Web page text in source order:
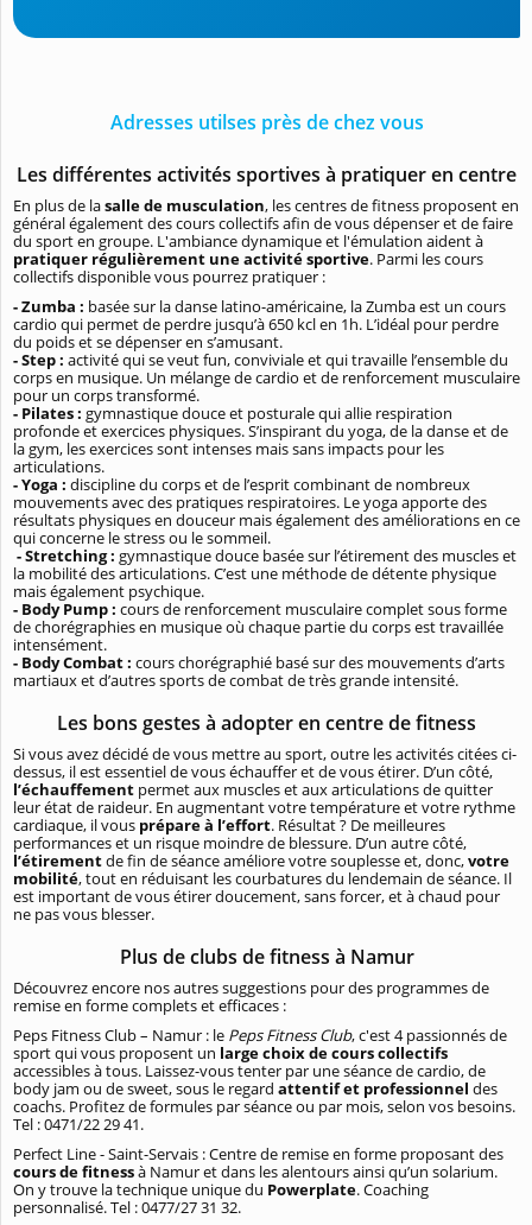
Adresses utilses près de chez vous
Les différentes activités sportives à pratiquer en centre
En plus de lasalle de musculation, les centres de fitness proposent en
général également des cours collectifs afin de vous dépenser et de faire
du sport en groupe. L'ambiance dynamique et l'émulation aident à
pratiquer régulièrement une activité sportive. Parmi les cours
collectifs disponible vous pourrez pratiquer :
- Zumba : basée sur la danse latino-américaine, la Zumba est un cours
cardio qui permet de perdre jusqu’à 650 kcl en 1h. L’idéal pour perdre
du poids et se dépenser en s’amusant.
- Step : activité qui se veut fun, conviviale et qui travaille l’ensemble du
corps en musique. Un mélange de cardio et de renforcement musculaire
pour un corps transformé.
- Pilates : gymnastique douce et posturale qui allie respiration
profonde et exercices physiques. S’inspirant du yoga, de la danse et de
la gym, les exercices sont intenses mais sans impacts pour les
articulations.
- Yoga : discipline du corps et de l’esprit combinant de nombreux
mouvements avec des pratiques respiratoires. Le yoga apporte des
résultats physiques en douceur mais également des améliorations en ce
qui concerne le stress ou le sommeil.
- Stretching : gymnastique douce basée sur l’étirement des muscles et
la mobilité des articulations. C’est une méthode de détente physique
mais également psychique.
- Body Pump : cours de renforcement musculaire complet sous forme
de chorégraphies en musique où chaque partie du corps est travaillée
intensément.
- Body Combat : cours chorégraphié basé sur des mouvements d’arts
martiaux et d’autres sports de combat de très grande intensité.
Les bons gestes à adopter en centre de fitness
Si vous avez décidé de vous mettre au sport, outre les activités citées ci-
dessus, il est essentiel de vous échauffer et de vous étirer. D’un côté,
l’échauffement permet aux muscles et aux articulations de quitter
leur état de raideur. En augmentant votre température et votre rythme
cardiaque, il vous prépare à l’effort. Résultat ? De meilleures
performances et un risque moindre de blessure. D’un autre côté,
l’étirementde fin de séance améliore votre souplesse et, donc,votre
mobilité, tout en réduisant les courbatures du lendemain de séance. Il
est important de vous étirer doucement, sans forcer, et à chaud pour
ne pas vous blesser.
Plus de clubs de fitness à Namur
Découvrez encore nos autres suggestions pour des programmes de
remise en forme complets et efficaces :
Peps Fitness Club – Namur : le Peps Fitness Club, c'est 4 passionnés de
sport qui vous proposent un large choix de cours collectifs
accessibles à tous. Laissez-vous tenter par une séance de cardio, de
body jam ou de sweet, sous le regard attentif et professionnel des
coachs. Profitez de formules par séance ou par mois, selon vos besoins.
Tel : 0471/22 29 41.
Perfect Line - Saint-Servais : Centre de remise en forme proposant des
cours de fitnessà Namur et dans les alentours ainsi qu’un solarium.
On y trouve la technique unique du Powerplate. Coaching
personnalisé. Tel : 0477/27 31 32.